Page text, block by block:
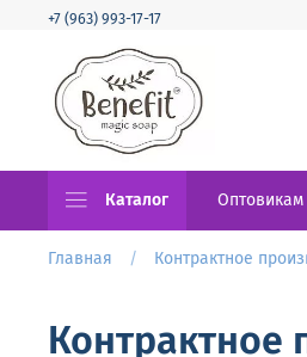
+7 (963) 993-17-17
Каталог Оптовикам
Главная Контрактное
Контрактное